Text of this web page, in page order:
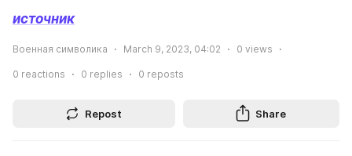
источник
Военная символика March 9, 2023, 04:02 0 views
0 reactions 0 replies 0 reposts
Repost Share